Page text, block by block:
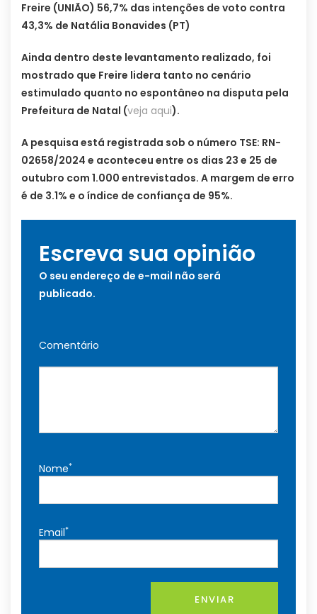
Freire (UNIÃO) 56,7% das intenções de voto contra
43,3% de Natália Bonavides (PT)
Ainda dentro deste levantamento realizado, foi
mostrado que Freire lidera tanto no cenário
estimulado quanto no espontâneo na disputa pela
Prefeitura de Natal (veja aqui).
A pesquisa está registrada sob o número TSE: RN-
02658/2024 e aconteceu entre os dias 23 e 25 de
outubro com 1.000 entrevistados. A margem de erro
é de 3.1% e o índice de confiança de 95%.
Escreva sua opinião
O seu endereço de e-mail não será
publicado.
Comentário
Nome*
Email*
ENVIAR